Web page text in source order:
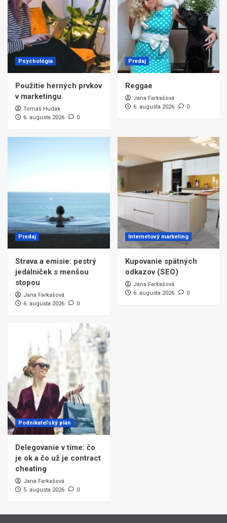
Psychológia
Použitie herných prvkov
v marketingu
Tomáš Hudák
6. augusta 2026
0
Predaj
Reggae
Jana Farkašová
6. augusta 2026
0
Predaj
Strava a emisie: pestrý
jedálniček s menšou
stopou
Jana Farkašová
6. augusta 2026
0
Internetový marketing
Kupovanie spätných
odkazov (SEO)
Jana Farkašová
6. augusta 2026
0
Podnikateľský plán
Delegovanie v tíme: čo
je ok a čo už je contract
cheating
Jana Farkašová
5. augusta 2026
0